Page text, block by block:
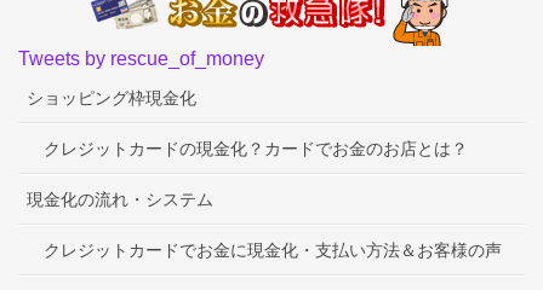
Tweets by rescue_of_money
ショッピング枠現金化
クレジットカードの現金化？カードでお金のお店とは？
現金化の流れ・システム
クレジットカードでお金に現金化・支払い方法＆お客様の声